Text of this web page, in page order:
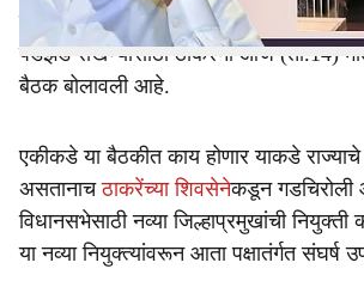
हे खासदार एकनाथ शिंदेंच्या संपर्कात असल्याची
पडझड रोखण्यासाठी ठाकरेंनी आज (ता.14)
बैठक बोलावली आहे.
एकीकडे या बैठकीत काय होणार याकडे
असतानाचठाकरेंच्या शिवसेनेकडून गडचिरोली
विधानसभेसाठी नव्या जिल्हाप्रमुखांची
या नव्या नियुक्त्यांवरून आता पक्षातंर्गत संघर्ष